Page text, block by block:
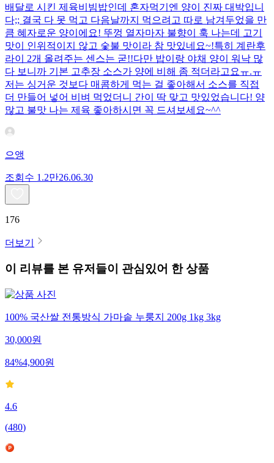
배달로 시킨 제육비빔밥인데 혼자먹기엔 양이 진짜 대박입니
다;; 결국 다 못 먹고 다음날까지 먹으려고 따로 남겨두었을 만
큼 혜자로운 양이에요! 뚜껑 열자마자 불향이 훅 나는데 고기
맛이 인위적이지 않고 숯불 맛이라 참 맛있네요~!특히 계란후
라이 2개 올려주는 센스는 굳!! ​다만 밥이랑 야채 양이 워낙 많
다 보니까 기본 고추장 소스가 양에 비해 좀 적더라고요ㅠ.ㅠ
저는 싱거운 것보다 매콤하게 먹는 걸 좋아해서 소스를 직접
더 만들어 넣어 비벼 먹었더니 간이 딱 맞고 맛있었습니다! 양
많고 불맛 나는 제육 좋아하시면 꼭 드셔보세요~^^
으앵
조회수 1.2만26.06.30
176
더보기
이 리뷰를 본 유저들이 관심있어 한 상품
100% 국산쌀 전통방식 가마솥 누룽지 200g 1kg 3kg
30,000원
84%4,900원
4.6
(480)